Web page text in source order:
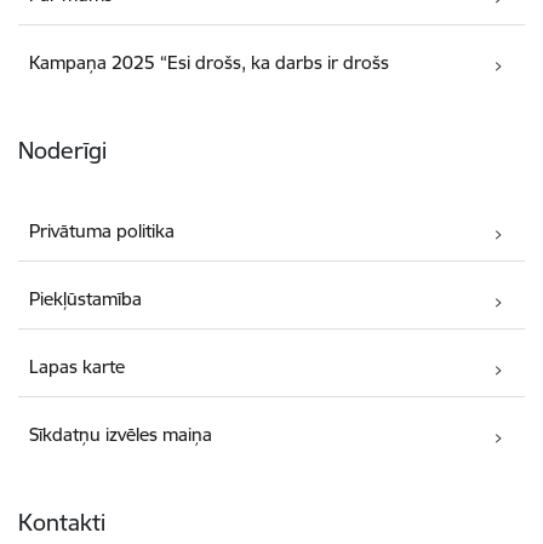
Kampaņa 2025 “Esi drošs, ka darbs ir drošs
Noderīgi
Privātuma politika
Piekļūstamība
Lapas karte
Sīkdatņu izvēles maiņa
Kontakti